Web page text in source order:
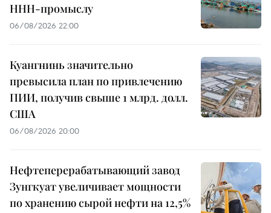
ННН-промыслу
06/08/2026 22:00
Куангнинь значительно
превысила план по привлечению
ПИИ, получив свыше 1 млрд. долл.
США
06/08/2026 20:00
Нефтеперерабатывающий завод
Зунгкуат увеличивает мощности
по хранению сырой нефти на 12,5%